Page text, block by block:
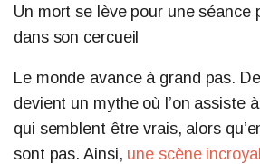
Un mort se lève pour une séance
dans son cercueil
Le monde avance à grand pas.
devient un mythe où l’on assiste
qui semblent être vrais, alors
sont pas. Ainsi, une scène